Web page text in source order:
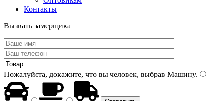
Контакты
Вызвать замерщика
Пожалуйста, докажите, что вы человек, выбрав Машину.